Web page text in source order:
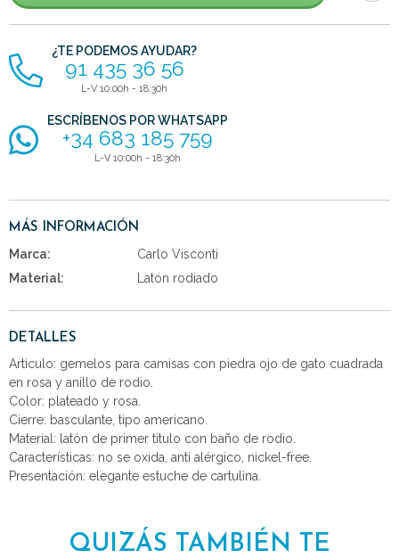
¿TE PODEMOS AYUDAR?
91 435 36 56
L-V 10:00h - 18:30h
ESCRÍBENOS POR WHATSAPP
+34 683 185 759
L-V 10:00h - 18:30h
MÁS INFORMACIÓN
Marca:
Carlo Visconti
Material:
Latón rodiado
DETALLES
Articulo: gemelos para camisas con piedra ojo de gato cuadrada
en rosa y anillo de rodio.
Color: plateado y rosa.
Cierre: basculante, tipo americano.
Material: latón de primer titulo con baño de rodio.
Características: no se oxida, anti alérgico, nickel-free.
Presentación: elegante estuche de cartulina.
QUIZÁS TAMBIÉN TE